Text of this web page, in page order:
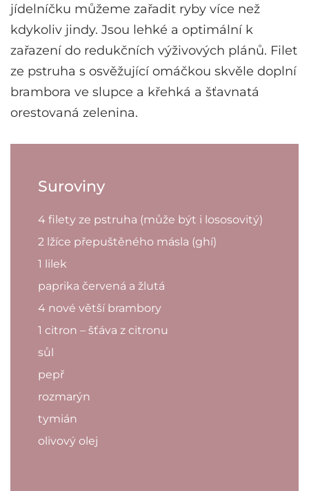
jídelníčku můžeme zařadit ryby více než
kdykoliv jindy. Jsou lehké a optimální k
zařazení do redukčních výživových plánů. Filet
ze pstruha s osvěžující omáčkou skvěle doplní
brambora ve slupce a křehká a šťavnatá
orestovaná zelenina.
Suroviny
4 filety ze pstruha (může být i lososovitý)
2 lžíce přepuštěného másla (ghí)
1 lilek
paprika červená a žlutá
4 nové větší brambory
1 citron – šťáva z citronu
sůl
pepř
rozmarýn
tymián
olivový olej